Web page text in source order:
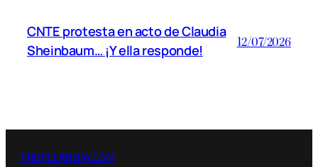
CNTE protesta en acto de Claudia
Sheinbaum… ¡Y ella responde!
12/07/2026
PROFELANDIA.COM